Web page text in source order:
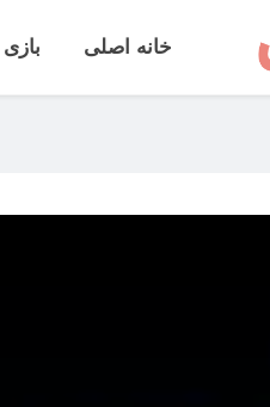
خانه اصلی بازی